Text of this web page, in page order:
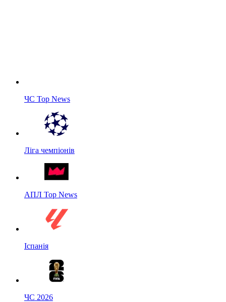
ЧС Top News
Ліга чемпіонів
АПЛ Top News
Іспанія
ЧС 2026